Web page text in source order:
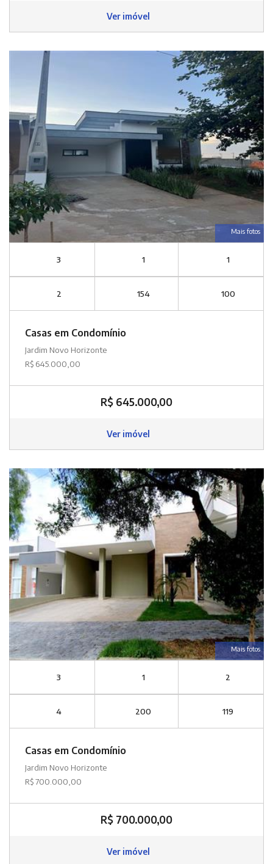
Ver imóvel
Mais fotos
3 1 1
2 154 100
Casas em Condomínio
Jardim Novo Horizonte
R$ 645.000,00
R$ 645.000,00
Ver imóvel
Mais fotos
3 1 2
4 200 119
Casas em Condomínio
Jardim Novo Horizonte
R$ 700.000,00
R$ 700.000,00
Ver imóvel